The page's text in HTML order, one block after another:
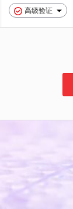
高级验证